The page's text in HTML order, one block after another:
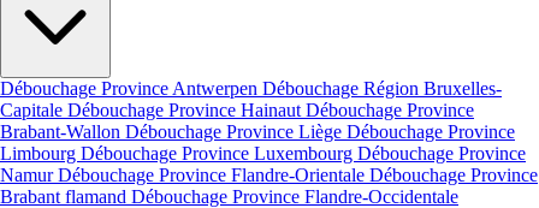
Débouchage Province Antwerpen Débouchage Région Bruxelles-
Capitale Débouchage Province Hainaut Débouchage Province
Brabant-Wallon Débouchage Province Liège Débouchage Province
Limbourg Débouchage Province Luxembourg Débouchage Province
NamurDébouchage Province Flandre-Orientale Débouchage Province
Brabant flamand Débouchage Province Flandre-Occidentale